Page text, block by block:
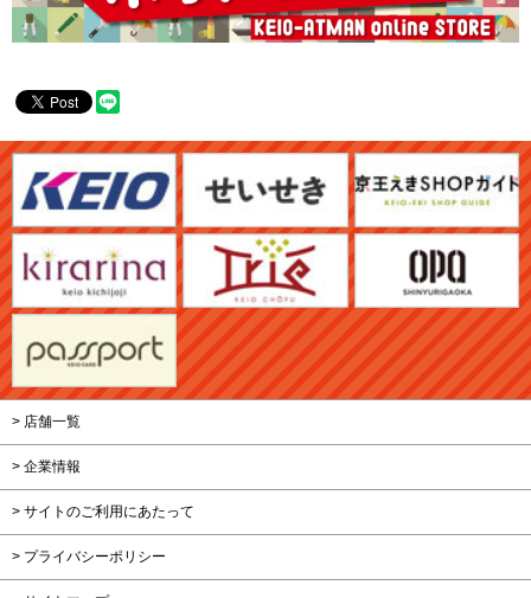
> 店舗一覧
> 企業情報
> サイトのご利用にあたって
> プライバシーポリシー